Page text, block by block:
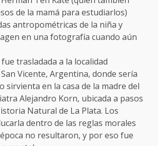
de la mamá para estudiarlos)
antropométricas de la niña y
en una fotografía cuando aún
trasladada a la localidad
Vicente, Argentina, donde sería
sirvienta en la casa de la madre del
Alejandro Korn, ubicada a pasos
Natural de La Plata. Los
dentro de las reglas morales
no resultaron, y por eso fue